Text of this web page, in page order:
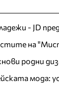
- JD
на
родни
мода: